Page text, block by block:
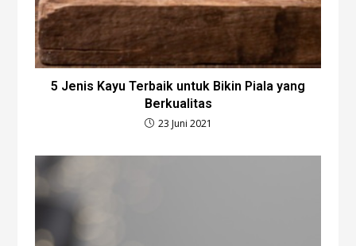
5 Jenis Kayu Terbaik untuk Bikin Piala yang
Berkualitas
23 Juni 2021